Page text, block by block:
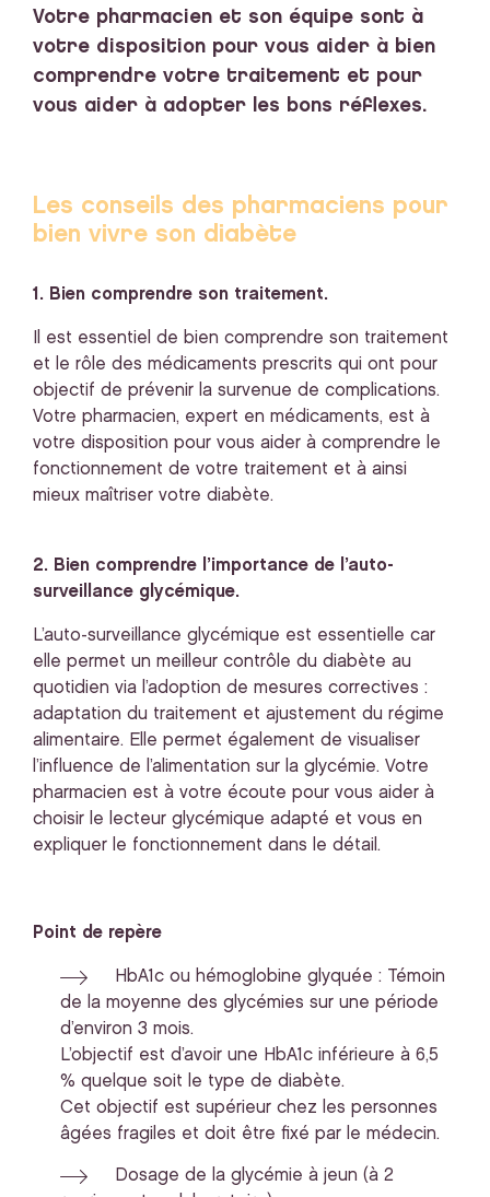
Votre pharmacien et son équipe sont à
votre disposition pour vous aider à bien
comprendre votre traitement et pour
vous aider à adopter les bons réflexes.
Les conseils des pharmaciens pour
bien vivre son diabète
1. Bien comprendre son traitement.
Il est essentiel de bien comprendre son traitement
et le rôle des médicaments prescrits qui ont pour
objectif de prévenir la survenue de complications.
Votre pharmacien, expert en médicaments, est à
votre disposition pour vous aider à comprendre le
fonctionnement de votre traitement et à ainsi
mieux maîtriser votre diabète.
2. Bien comprendre l’importance de l’auto-
surveillance glycémique.
L’auto-surveillance glycémique est essentielle car
elle permet un meilleur contrôle du diabète au
quotidien via l’adoption de mesures correctives :
adaptation du traitement et ajustement du régime
alimentaire. Elle permet également de visualiser
l’influence de l’alimentation sur la glycémie. Votre
pharmacien est à votre écoute pour vous aider à
choisir le lecteur glycémique adapté et vous en
expliquer le fonctionnement dans le détail.
Point de repère
HbA1c ou hémoglobine glyquée : Témoin
de la moyenne des glycémies sur une période
d’environ 3 mois.
L’objectif est d’avoir une HbA1c inférieure à 6,5
% quelque soit le type de diabète.
Cet objectif est supérieur chez les personnes
âgées fragiles et doit être fixé par le médecin.
Dosage de la glycémie à jeun (à 2